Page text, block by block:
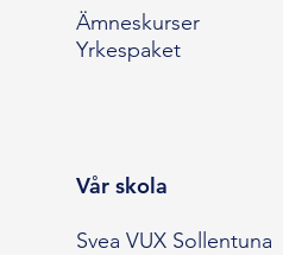
Ämneskurser
Yrkespaket
Vår skola
Svea VUX Sollentuna